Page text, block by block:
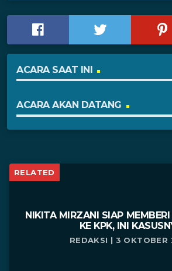
ACARA SAAT INI
ACARA AKAN DATANG
RELATED
NIKITA MIRZANI SIAP MEMBERI
KE KPK, INI
REDAKSI | 3 OKTOBER